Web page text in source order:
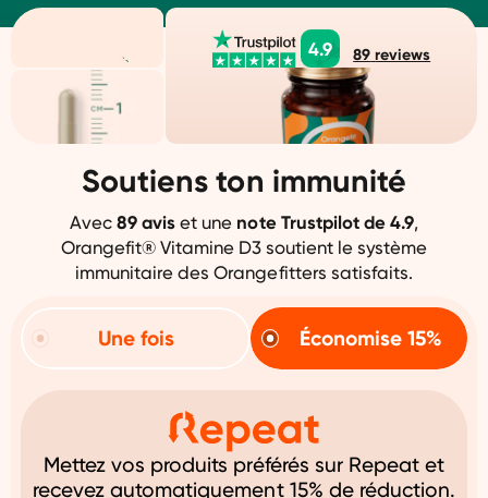
4.9 89 reviews
Soutiens ton immunité
Avec89 avis et une note Trustpilot de 4.9,
Orangefit® Vitamine D3 soutient le système
immunitaire des Orangefitters satisfaits.
Une fois Économise 15%
Mettez vos produits préférés sur Repeat et
recevez automatiquement 15% de réduction.